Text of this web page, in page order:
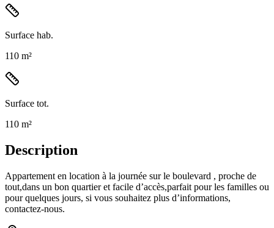
Surface hab.
110 m²
Surface tot.
110 m²
Description
Appartement en location à la journée sur le boulevard , proche de
tout,dans un bon quartier et facile d’accès,parfait pour les familles ou
pour quelques jours, si vous souhaitez plus d’informations,
contactez-nous.